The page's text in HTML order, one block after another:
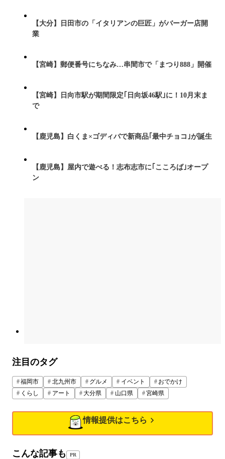
【大分】日田市の「イタリアンの巨匠」がバーガー店開
業
【宮崎】郵便番号にちなみ…串間市で「まつり888」開催
【宮崎】日向市駅が期間限定｢日向坂46駅｣に！10月末ま
で
【鹿児島】白くま×ゴディバで新商品｢最中チョコ｣が誕生
【鹿児島】屋内で遊べる！志布志市に｢こころば｣オープ
ン
注目のタグ
福岡市 北九州市 グルメ イベント
おでかけ
くらし
アート 大分県 山口県 宮崎県
情報提供はこちら
こんな記事も PR